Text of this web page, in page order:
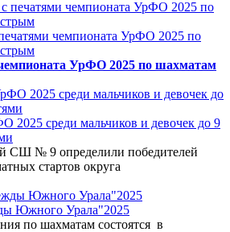
чемпионата УрФО 2025 по
УрФО 2025 по шахматам
2025 среди мальчиков и девочек до 9
СШ № 9 определили победителей
стартов округа
Южного Урала"2025
по шахматам состоятся в